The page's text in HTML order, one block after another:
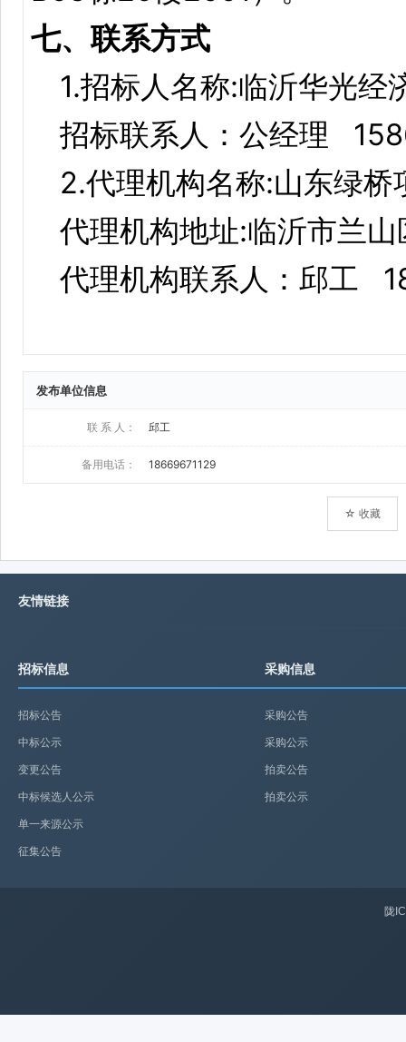
发布单位信息
联 系 人： 邱工
备用电话： 18669671129
☆ 收藏
友情链接
招标信息
招标公告
中标公示
变更公告
中标候选人公示
单一来源公示
征集公告
采购信息
采购公告
采购公示
拍卖公告
拍卖公示
陇